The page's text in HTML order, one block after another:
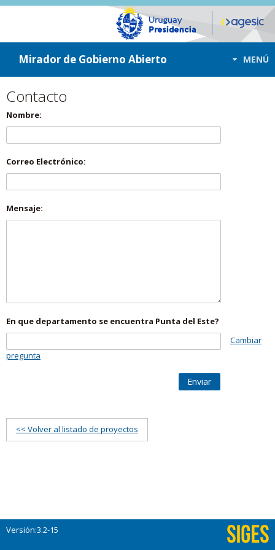
ir a contenido
ir al menú
Mirador de Gobierno Abierto MENÚ
Contacto
Nombre:
Correo Electrónico:
Mensaje:
En que departamento se encuentra Punta del Este?
Cambiar
pregunta
Enviar
<< Volver al listado de proyectos
Versión:3.2-15